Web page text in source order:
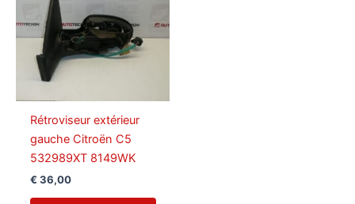
Rétroviseur extérieur
gauche Citroën C5
532989XT 8149WK
€ 36,00